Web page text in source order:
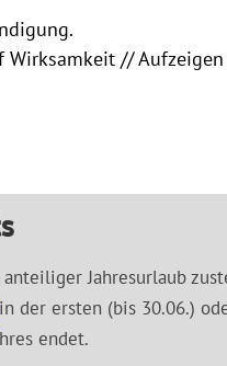
Wirksamkeit //
Jahresurlaub
in der ersten (bis 30.06.)
endet.